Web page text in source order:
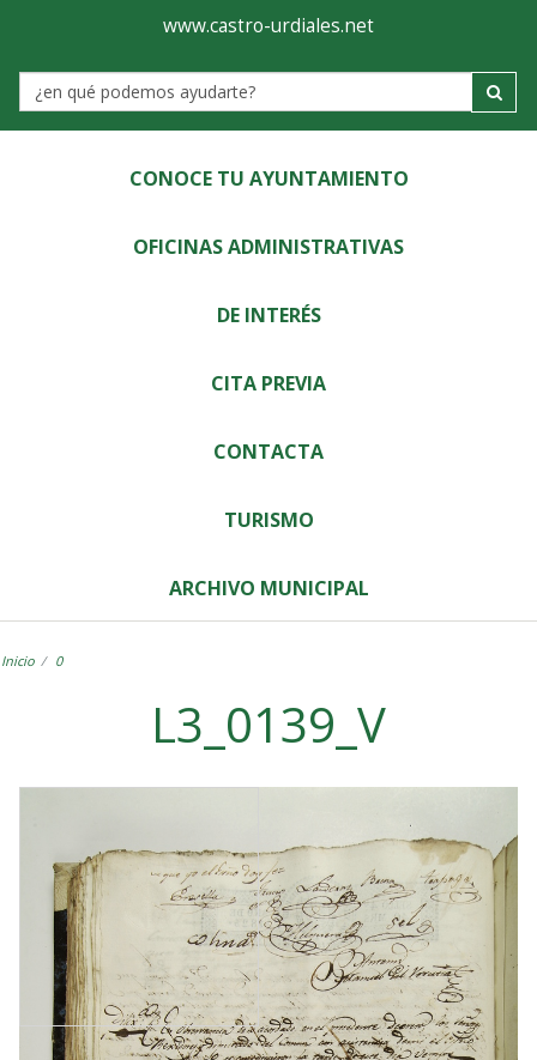
Ayuntamiento
de
Castro-
Urdiales
www.castro-urdiales.net
Label
CONOCE TU AYUNTAMIENTO
OFICINAS ADMINISTRATIVAS
DE INTERÉS
CITA PREVIA
CONTACTA
TURISMO
ARCHIVO MUNICIPAL
Inicio 0
L3_0139_V